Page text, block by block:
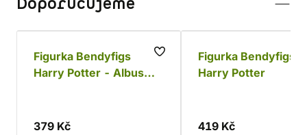
Figurka Bendyfigs
Harry Potter - Albus
379 Kč
Figurka Bendyfigs
Harry Potter
419 Kč